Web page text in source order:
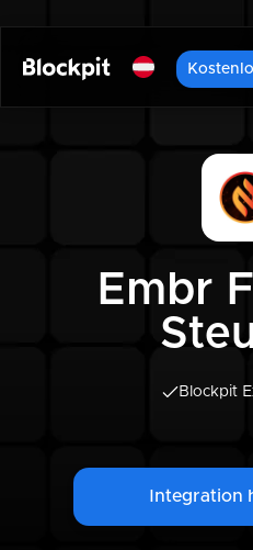
Embr
Blockpit
Integration